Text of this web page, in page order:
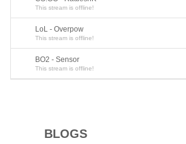
This stream is offline!
LoL - Overpow
This stream is offline!
BO2 - Sensor
This stream is offline!
BLOGS